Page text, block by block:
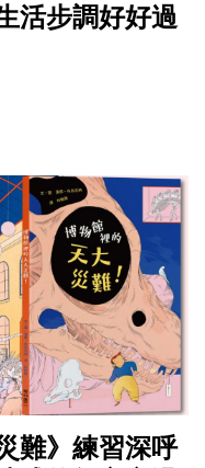
活步調好好過
難》練習深呼